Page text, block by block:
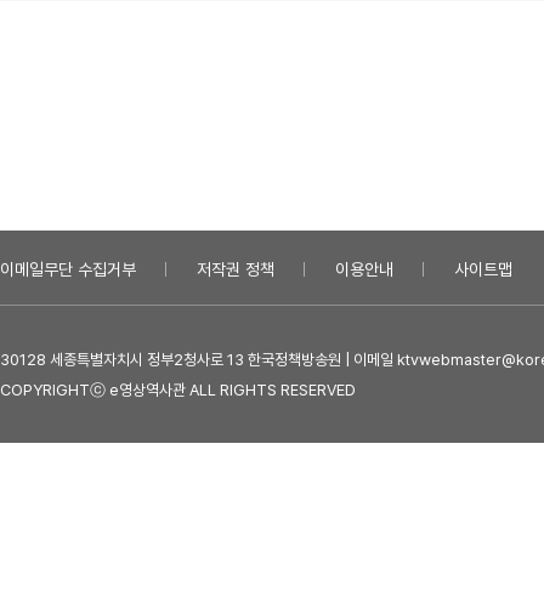
이메일무단 수집거부 저작권 정책 이용안내 사이트맵
30128 세종특별자치시 정부2청사로 13 한국정책방송원 | 이메일
COPYRIGHTⓒ e영상역사관 ALL RIGHTS RESERVED